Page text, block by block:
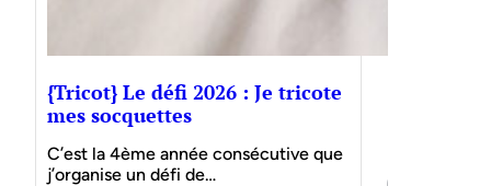
{Tricot} Le défi 2026 : Je tricote
mes socquettes
C’est la 4ème année consécutive que
j’organise un défi de…